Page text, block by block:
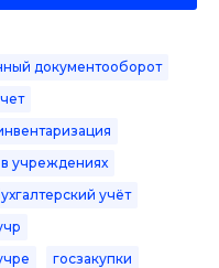
документооборот
учреждениях
учёт
госзакупки